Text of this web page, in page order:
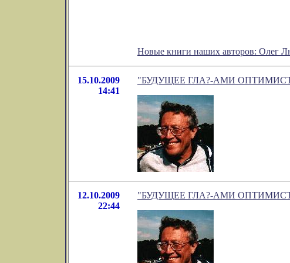
Новые книги наших авторов: Олег
15.10.2009
14:41
"БУДУЩЕЕ ГЛА?-АМИ ОПТИМИСТА. /
12.10.2009
22:44
"БУДУЩЕЕ ГЛА?-АМИ ОПТИМИСТА. /